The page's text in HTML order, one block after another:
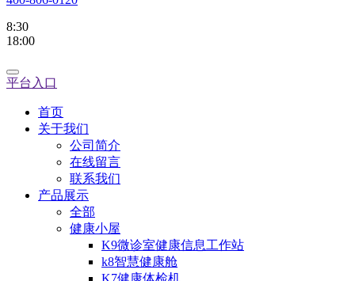
8:30
18:00
平台入口
首页
关于我们
公司简介
在线留言
联系我们
产品展示
全部
健康小屋
K9微诊室健康信息工作站
k8智慧健康舱
K7健康体检机